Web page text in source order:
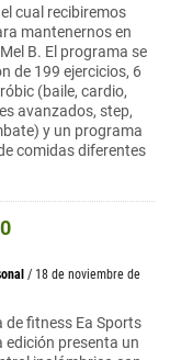
cual recibiremos
mantenernos en
B. El programa se
de 199 ejercicios, 6
(baile, cardio,
avanzados, step,
y un programa
comidas diferentes
/ 18 de noviembre de
de fitness Ea Sports
edición presenta un